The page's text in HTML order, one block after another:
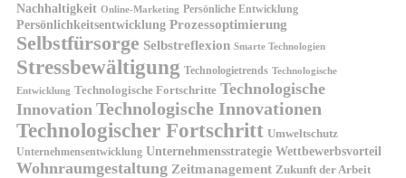
Nachhaltigkeit Online-Marketing Persönliche Entwicklung
Persönlichkeitsentwicklung Prozessoptimierung
Selbstfürsorge Selbstreflexion Smarte Technologien
Stressbewältigung Technologietrends Technologische
Entwicklung Technologische Fortschritte Technologische
Innovation Technologische Innovationen
Technologischer Fortschritt Umweltschutz
Unternehmensentwicklung Unternehmensstrategie Wettbewerbsvorteil
Wohnraumgestaltung Zeitmanagement Zukunft der Arbeit